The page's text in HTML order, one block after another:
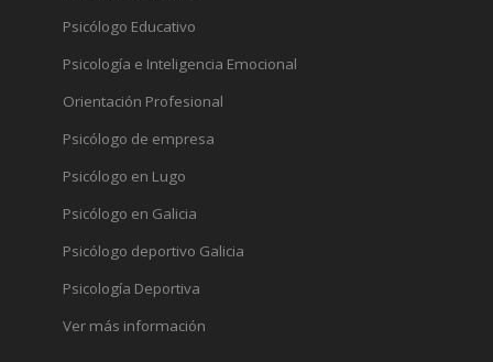
Psicólogo Educativo
Psicología e Inteligencia Emocional
Orientación Profesional
Psicólogo de empresa
Psicólogo en Lugo
Psicólogo en Galicia
Psicólogo deportivo Galicia
Psicología Deportiva
Ver más información